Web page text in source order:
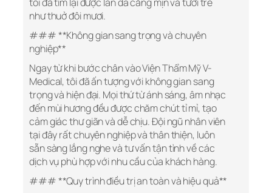
như thuở đôi mươi.
### **Không gian sang trọng và chuyên
nghiệp**
Ngay từ khi bước chân vào Viện Thẩm Mỹ V-
Medical, tôi đã ấn tượng với không gian sang
trọng và hiện đại. Mọi thứ từ ánh sáng, âm nhạc
đến mùi hương đều được chăm chút tỉ mỉ, tạo
cảm giác thư giãn và dễ chịu. Đội ngũ nhân viên
tại đây rất chuyên nghiệp và thân thiện, luôn
sẵn sàng lắng nghe và tư vấn tận tình về các
dịch vụ phù hợp với nhu cầu của khách hàng.
### **Quy trình điều trị an toàn và hiệu quả**